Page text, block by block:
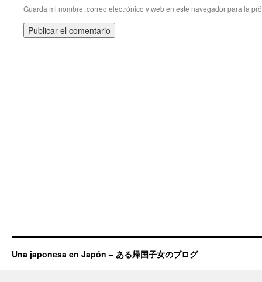
Guarda mi nombre, correo electrónico y web en este navegador para la
Una japonesa en Japón – ある帰国子女のブログ